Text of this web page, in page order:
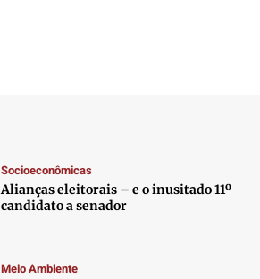
Socioeconômicas
Alianças eleitorais – e o inusitado 11º
candidato a senador
Meio Ambiente